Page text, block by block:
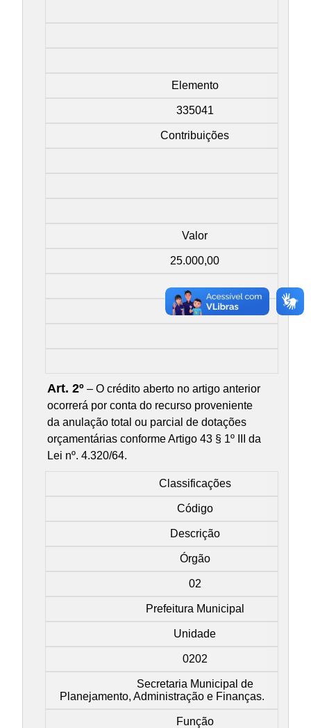
Elemento
335041
Contribuições
Valor
25.000,00
Art. 2º – O crédito aberto no artigo anterior
ocorrerá por conta do recurso proveniente
da anulação total ou parcial de dotações
orçamentárias conforme Artigo 43 § 1º III da
Lei nº. 4.320/64.
Classificações
Código
Descrição
Órgão
02
Prefeitura Municipal
Unidade
0202
Secretaria Municipal de
Planejamento, Administração e Finanças.
Função